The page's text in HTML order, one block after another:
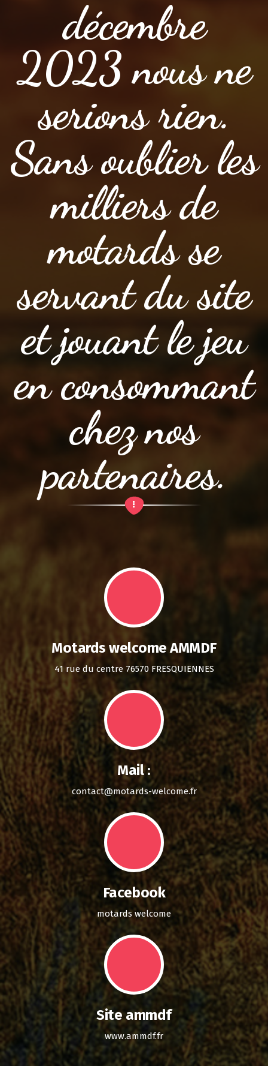
décembre
2023 nous ne
serions rien.
Sans oublier les
milliers de
motards se
servant du site
et jouant le jeu
en consommant
chez nos
partenaires.
Motards welcome AMMDF
41 rue du centre 76570 FRESQUIENNES
Mail :
contact@motards-welcome.fr
Facebook
motards welcome
Site ammdf
www.ammdf.fr